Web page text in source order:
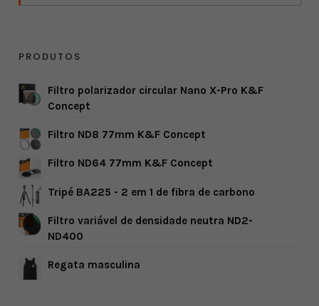
PRODUTOS
Filtro polarizador circular Nano X-Pro K&F
Concept
Filtro ND8 77mm K&F Concept
Filtro ND64 77mm K&F Concept
Tripé BA225 - 2 em 1 de fibra de carbono
Filtro variável de densidade neutra ND2-
ND400
Regata masculina